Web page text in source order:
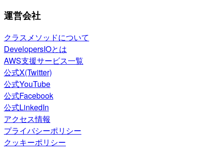
運営会社
クラスメソッドについて
DevelopersIOとは
AWS支援サービス一覧
公式X(Twitter)
公式YouTube
公式Facebook
公式LinkedIn
アクセス情報
プライバシーポリシー
クッキーポリシー